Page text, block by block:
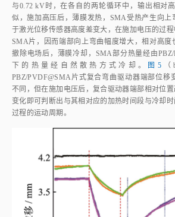
与0.72 kV时，在各自的两轮循环中，输出相对
似，施加高压后，薄膜发热，SMA受热产生向上
于激光位移传感器高度差变大，在施加电压的过
SMA片，因而端部向上弯曲幅度增大，相对高度
撤除电场后，薄膜冷却，SMA部分热量经由
下的热量经自然散热方式冷却。 图5（
PBZ/PVDF@SMA片式复合弯曲驱动器端部位移
不同，但在施加电压后，复合驱动器端部相对位
变化即可判断出与其相对应的加热时间段与冷却
过程的运动周期。